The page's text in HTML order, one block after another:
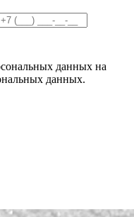
данных на
данных.